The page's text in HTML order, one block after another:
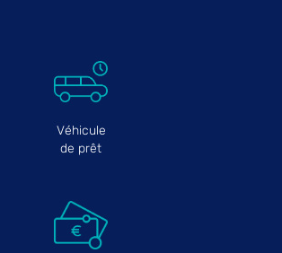
Véhicule
de prêt